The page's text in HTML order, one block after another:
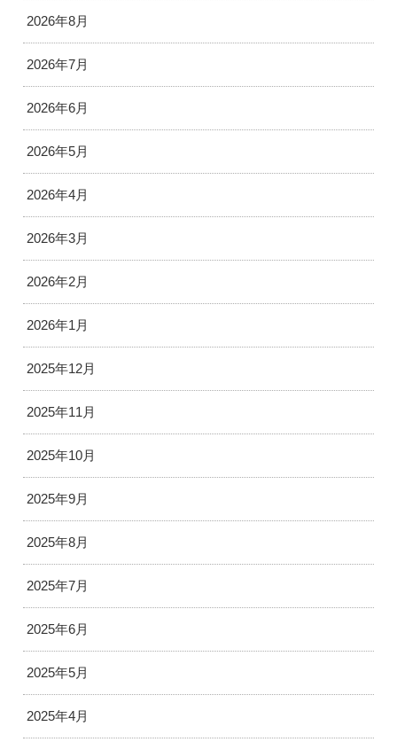
2026年8月
2026年7月
2026年6月
2026年5月
2026年4月
2026年3月
2026年2月
2026年1月
2025年12月
2025年11月
2025年10月
2025年9月
2025年8月
2025年7月
2025年6月
2025年5月
2025年4月